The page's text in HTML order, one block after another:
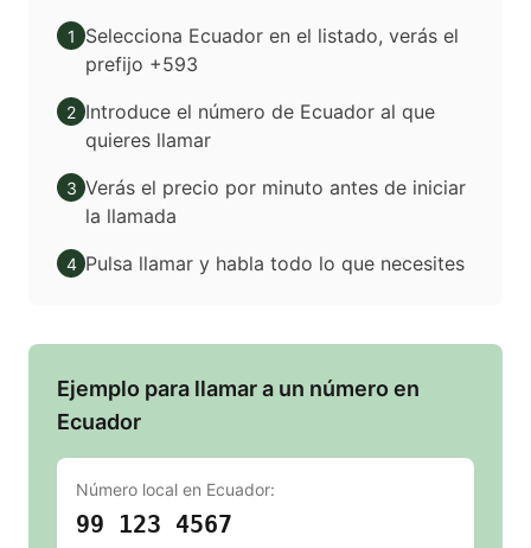
1
Selecciona Ecuador en el listado, verás el
prefijo +593
2 Introduce el número de Ecuador al que
quieres llamar
3 Verás el precio por minuto antes de iniciar
la llamada
4 Pulsa llamar y habla todo lo que necesites
Ejemplo para llamar a un número en
Ecuador
Número local en Ecuador:
99 123 4567